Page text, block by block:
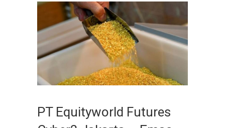
PT Equityworld Futures